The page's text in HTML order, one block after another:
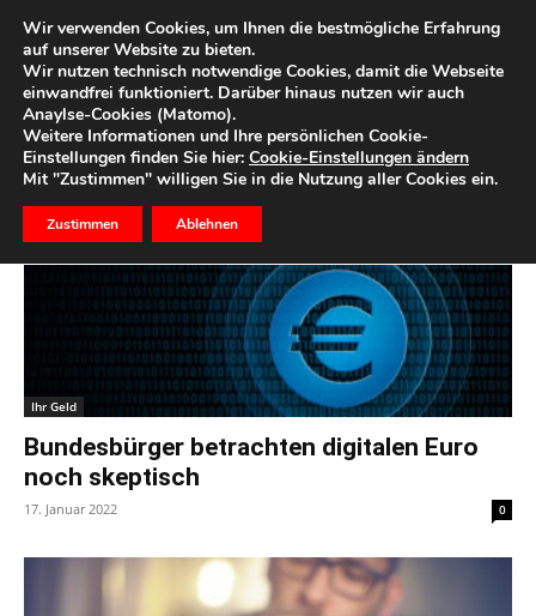
Start Schlagworte Krypto
Schlagwort: krypto
Ihr Geld
Bundesbürger betrachten digitalen Euro
noch skeptisch
17. Januar 2022 0
Wir verwenden Cookies, um Ihnen die bestmögliche Erfahrung
auf unserer Website zu bieten.
Wir nutzen technisch notwendige Cookies, damit die Webseite
einwandfrei funktioniert. Darüber hinaus nutzen wir auch
Anaylse-Cookies (Matomo).
Weitere Informationen und Ihre persönlichen Cookie-
Einstellungen finden Sie hier: Cookie-Einstellungen ändern
Mit "Zustimmen" willigen Sie in die Nutzung aller Cookies ein.
Zustimmen Ablehnen